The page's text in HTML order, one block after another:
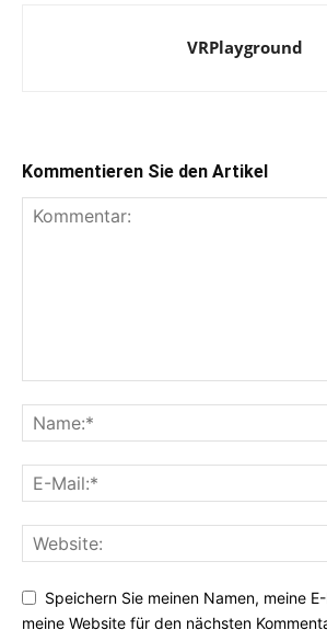
VRPlayground
Kommentieren Sie den Artikel
Speichern Sie meinen Namen, meine
meine Website für den nächsten